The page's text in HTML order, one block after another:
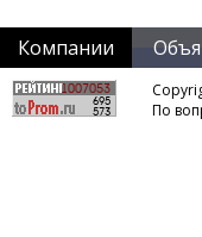
Компании
По